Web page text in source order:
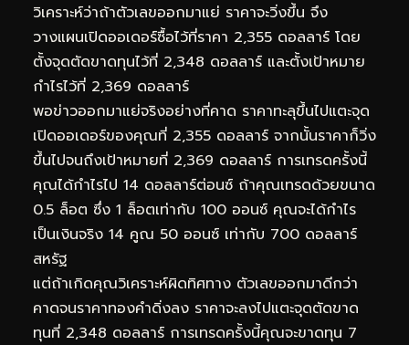
วิเคราะห์ว่าถ้าตัวเลขออกมาแย่ ราคาจะวิ่งขึ้น จึง
วางแผนเปิดออเดอร์ซื้อไว้ที่ราคา 2,355 ดอลลาร์ โดย
ตั้งจุดตัดขาดทุนไว้ที่ 2,348 ดอลลาร์ และตั้งเป้าหมาย
กำไรไว้ที่ 2,369 ดอลลาร์
พอข่าวออกมาแย่จริงอย่างที่คาด ราคาทะลุขึ้นไปแตะจุด
เปิดออเดอร์ของคุณที่ 2,355 ดอลลาร์ จากนั้นราคาก็วิ่ง
ขึ้นไปจนถึงเป้าหมายที่ 2,369 ดอลลาร์ การเทรดครั้งนี้
คุณได้กำไรไป 14 ดอลลาร์ต่อนซ์ ถ้าคุณเทรดด้วยขนาด
0.5 ล็อต ซึ่ง 1 ล็อตเท่ากับ 100 ออนซ์ คุณจะได้กำไร
เป็นเงินจริง 14 คูณ 50 ออนซ์ เท่ากับ 700 ดอลลาร์
สหรัฐ
แต่ถ้าเกิดคุณวิเคราะห์ผิดทิศทาง ตัวเลขออกมาดีกว่า
คาดจนราคาทองคำดิ่งลง ราคาจะลงไปแตะจุดตัดขาด
ทุนที่ 2,348 ดอลลาร์ การเทรดครั้งนี้คุณจะขาดทุน 7